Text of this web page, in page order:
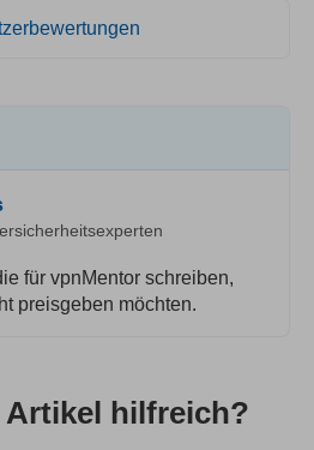
für vpnMentor schreiben,
preisgeben möchten.
Artikel hilfreich?